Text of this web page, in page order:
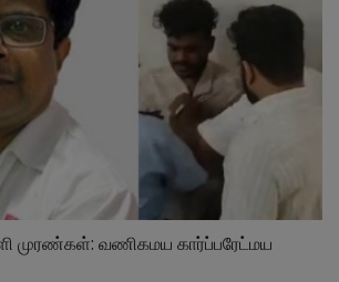
முரண்கள்: வணிகமய கார்ப்பரேட்மய